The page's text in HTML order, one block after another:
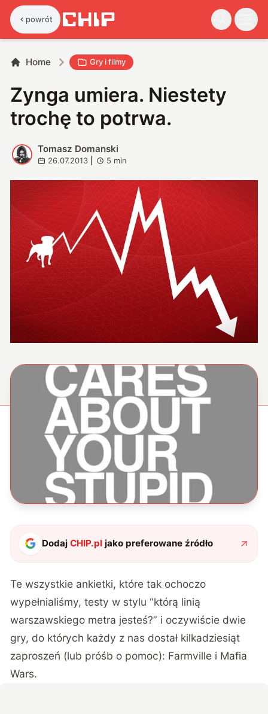
powrót
Home Gry i filmy
Zynga umiera. Niestety
trochę to potrwa.
T
Tomasz Domanski
26.07.2013 5 min
DodajCHIP.pl jako preferowane źródło
Te wszystkie ankietki, które tak ochoczo
wypełnialiśmy, testy w stylu “którą linią
warszawskiego metra jesteś?” i oczywiście dwie
gry, do których każdy z nas dostał kilkadziesiąt
zaproszeń (lub próśb o pomoc): Farmville i Mafia
Wars.